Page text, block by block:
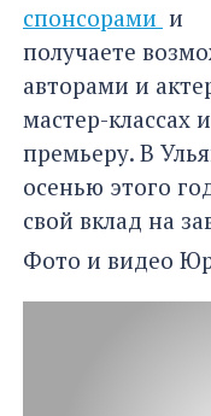
спонсорами и
получаете
авторами и
мастер-классах
премьеру. В
осенью этого
свой вклад на
Фото и видео